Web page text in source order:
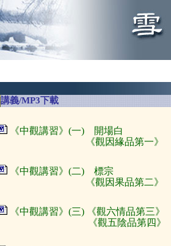
講義/MP3下載
《中觀講習》(一) 開場白
《觀因緣品第一》
《中觀講習》(二) 標宗
《觀因果品第二》
《中觀講習》(三) 《觀六情品第三
《觀五陰品第四》